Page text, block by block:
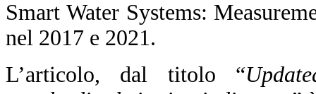
Smart Water Systems:
nel 2017 e 2021.
L’articolo, dal titolo “